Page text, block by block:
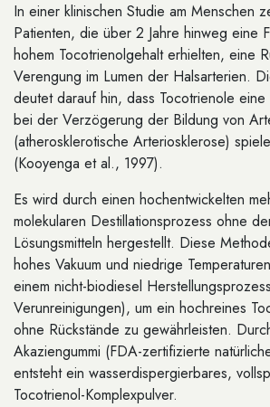
In einer klinischen Studie am Menschen
Patienten, die über 2 Jahre hinweg eine
hohem Tocotrienolgehalt erhielten, eine
Verengung im Lumen der Halsarterien.
deutet darauf hin, dass Tocotrienole
bei der Verzögerung der Bildung von
(atherosklerotische Arteriosklerose)
(Kooyenga et al., 1997).
Es wird durch einen hochentwickelten
molekularen Destillationsprozess ohne
Lösungsmitteln hergestellt. Diese
hohes Vakuum und niedrige
einem nicht-biodiesel
Verunreinigungen), um ein hochreines
ohne Rückstände zu gewährleisten.
Akaziengummi (FDA-zertifizierte
entsteht ein wasserdispergierbares,
Tocotrienol-Komplexpulver.